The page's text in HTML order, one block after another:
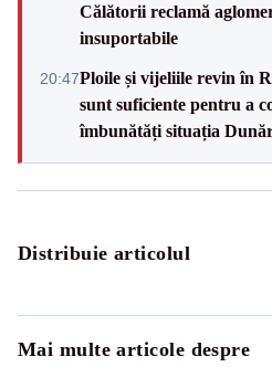
Călătorii reclamă
insuportabile
20:47Ploile și vijeliile revin în
sunt suficiente pentru a
îmbunătăți situația
Distribuie articolul
Mai multe articole despre